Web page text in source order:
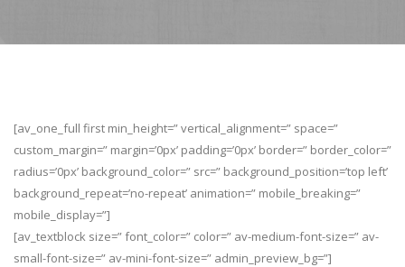
[av_one_full first min_height=” vertical_alignment=” space=”
custom_margin=” margin=’0px’ padding=’0px’ border=” border_color=”
radius=’0px’ background_color=” src=” background_position=’top left’
background_repeat=’no-repeat’ animation=” mobile_breaking=”
mobile_display=”]
[av_textblock size=” font_color=” color=” av-medium-font-size=” av-
small-font-size=” av-mini-font-size=” admin_preview_bg=”]